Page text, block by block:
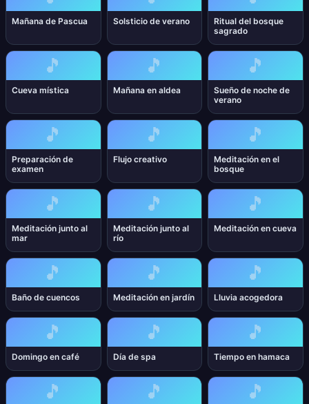
Mañana de Pascua Solsticio de verano
Ritual del bosque
sagrado
🎵
Cueva mística
🎵
Mañana en aldea
🎵
Sueño de noche de
verano
🎵
Preparación de
examen
🎵
Flujo creativo
🎵
Meditación en el
bosque
🎵
Meditación junto al
mar
🎵
Meditación junto al
río
🎵
Meditación en cueva
🎵
Baño de cuencos
🎵
Meditación en jardín
🎵
Lluvia acogedora
🎵
Domingo en café
🎵
Día de spa
🎵
Tiempo en hamaca
🎵 🎵 🎵